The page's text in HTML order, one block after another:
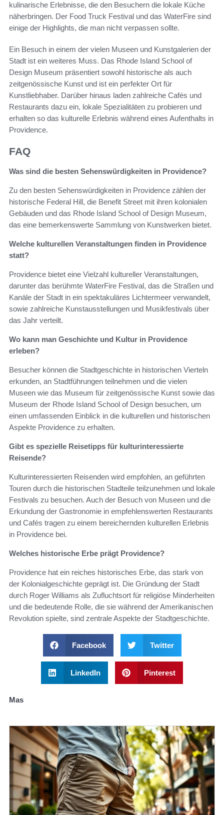
kulinarische Erlebnisse, die den Besuchern die lokale Küche
näherbringen. Der Food Truck Festival und das WaterFire sind
einige der Highlights, die man nicht verpassen sollte.
Ein Besuch in einem der vielen Museen und Kunstgalerien der
Stadt ist ein weiteres Muss. Das Rhode Island School of
Design Museum präsentiert sowohl historische als auch
zeitgenössische Kunst und ist ein perfekter Ort für
Kunstliebhaber. Darüber hinaus laden zahlreiche Cafés und
Restaurants dazu ein, lokale Spezialitäten zu probieren und
erhalten so das kulturelle Erlebnis während eines Aufenthalts in
Providence.
FAQ
Was sind die besten Sehenswürdigkeiten in Providence?
Zu den besten Sehenswürdigkeiten in Providence zählen der
historische Federal Hill, die Benefit Street mit ihren kolonialen
Gebäuden und das Rhode Island School of Design Museum,
das eine bemerkenswerte Sammlung von Kunstwerken bietet.
Welche kulturellen Veranstaltungen finden in Providence
statt?
Providence bietet eine Vielzahl kultureller Veranstaltungen,
darunter das berühmte WaterFire Festival, das die Straßen und
Kanäle der Stadt in ein spektakuläres Lichtermeer verwandelt,
sowie zahlreiche Kunstausstellungen und Musikfestivals über
das Jahr verteilt.
Wo kann man Geschichte und Kultur in Providence
erleben?
Besucher können die Stadtgeschichte in historischen Vierteln
erkunden, an Stadtführungen teilnehmen und die vielen
Museen wie das Museum für zeitgenössische Kunst sowie das
Museum der Rhode Island School of Design besuchen, um
einen umfassenden Einblick in die kulturellen und historischen
Aspekte Providence zu erhalten.
Gibt es spezielle Reisetipps für kulturinteressierte
Reisende?
Kulturinteressierten Reisenden wird empfohlen, an geführten
Touren durch die historischen Stadteile teilzunehmen und lokale
Festivals zu besuchen. Auch der Besuch von Museen und die
Erkundung der Gastronomie in empfehlenswerten Restaurants
und Cafés tragen zu einem bereichernden kulturellen Erlebnis
in Providence bei.
Welches historische Erbe prägt Providence?
Providence hat ein reiches historisches Erbe, das stark von
der Kolonialgeschichte geprägt ist. Die Gründung der Stadt
durch Roger Williams als Zufluchtsort für religiöse Minderheiten
und die bedeutende Rolle, die sie während der Amerikanischen
Revolution spielte, sind zentrale Aspekte der Stadtgeschichte.
Facebook Twitter
LinkedIn Pinterest
Mas